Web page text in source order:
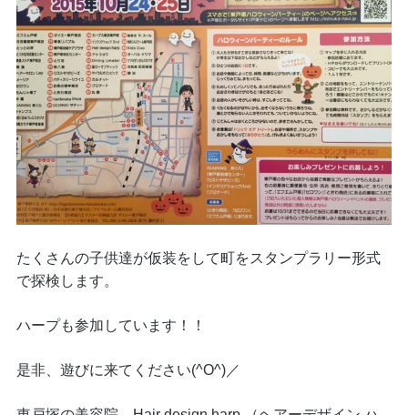
たくさんの子供達が仮装をして町をスタンプラリー形式
で探検します。
ハープも参加しています！！
是非、遊びに来てください(^O^)／